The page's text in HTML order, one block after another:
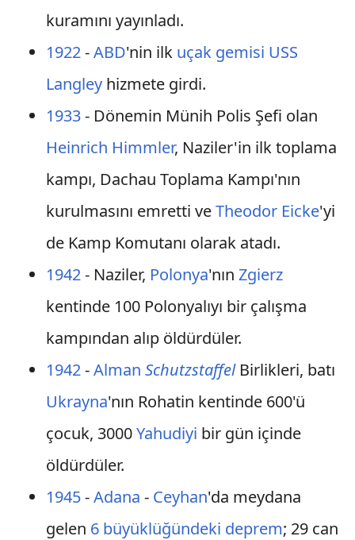
kuramını yayınladı.
1922-ABD'nin ilk uçak gemisi USS
Langleyhizmete girdi.
1933- Dönemin Münih Polis Şefi olan
Heinrich Himmler, Naziler'in ilk toplama
kampı, Dachau Toplama Kampı'nın
kurulmasını emretti veTheodor Eicke'yi
de Kamp Komutanı olarak atadı.
1942- Naziler, Polonya'nın Zgierz
kentinde 100 Polonyalıyı bir çalışma
kampından alıp öldürdüler.
1942-Alman SchutzstaffelBirlikleri, batı
Ukrayna'nın Rohatin kentinde 600'ü
çocuk, 3000Yahudiyi bir gün içinde
öldürdüler.
1945-Adana - Ceyhan'da meydana
gelen 6 büyüklüğündeki deprem; 29 can